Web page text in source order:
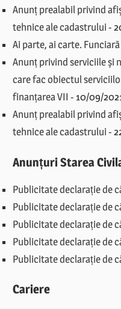
Anunț prealabil privind
tehnice ale cadastrului-
Ai parte, ai carte. Funciară
Anunț privind serviciile și
care fac obiectul
finanțarea VII - 10/09/
Anunț prealabil privind
tehnice ale cadastrului-
Anunțuri Starea
Publicitate declarație de
Publicitate declarație de
Publicitate declarație de
Publicitate declarație de
Publicitate declarație de
Cariere